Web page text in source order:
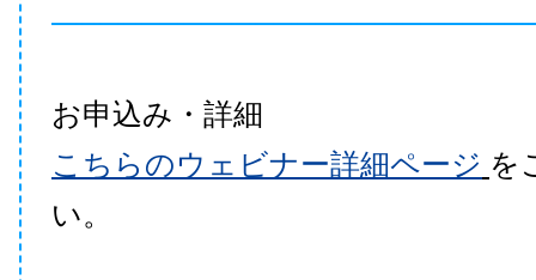
お申込み・詳細
こちらのウェビナー詳細ページ を
い。